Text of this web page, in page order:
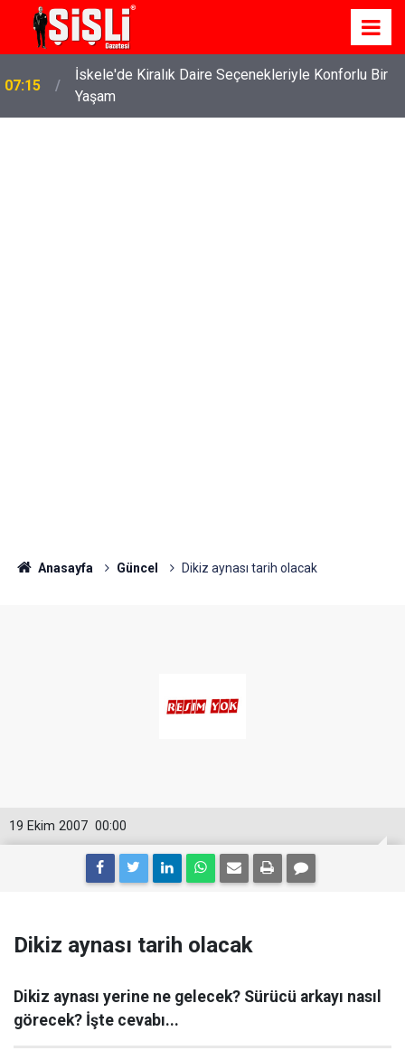
07:15
İskele'de Kiralık Daire Seçenekleriyle Konforlu Bir
Yaşam
Anasayfa Güncel Dikiz aynası tarih olacak
00:00
19 Ekim 2007
Dikiz aynası tarih olacak
Dikiz aynası yerine ne gelecek? Sürücü arkayı nasıl
görecek? İşte cevabı...